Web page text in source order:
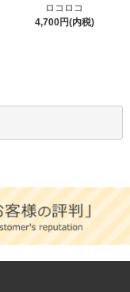
ロコロコ
4,700円(内税)